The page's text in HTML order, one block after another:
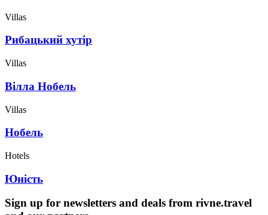
Villas
Рибацький хутір
Villas
Вілла Нобель
Villas
Нобель
Hotels
Юність
Sign up for newsletters and deals from rivne.travel